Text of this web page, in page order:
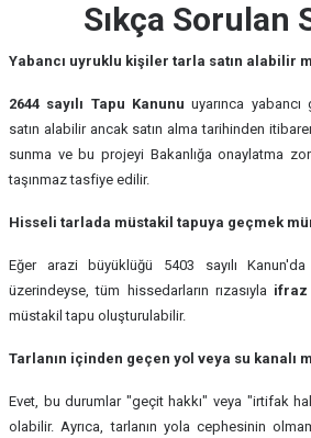
Sıkça Sorulan
Yabancı uyruklu kişiler tarla satın alabilir
2644 sayılı Tapu Kanunu uyarınca
satın alabilir ancak satın alma tarihinden
sunma ve bu projeyi Bakanlığa onaylatma
taşınmaz tasfiye edilir.
Hisseli tarlada müstakil tapuya geçmek
Eğer arazi büyüklüğü 5403 sayılı Kanun'da
üzerindeyse, tüm hissedarların rızasıyla ifraz
müstakil tapu oluşturulabilir.
Tarlanın içinden geçen yol veya su kanalı
Evet, bu durumlar "geçit hakkı" veya "irtifak
olabilir. Ayrıca, tarlanın yola cephesinin